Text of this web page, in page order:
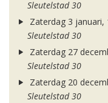
Sleutelstad 30
Zaterdag 3 januari,
Sleutelstad 30
Zaterdag 27
Sleutelstad 30
Zaterdag 20
Sleutelstad 30